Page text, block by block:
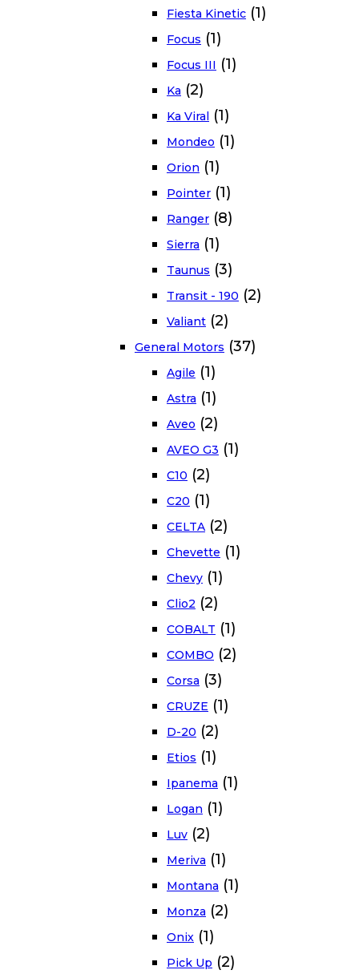
Fiesta Kinetic (1)
Focus (1)
Focus III (1)
Ka (2)
Ka Viral (1)
Mondeo (1)
Orion (1)
Pointer (1)
Ranger (8)
Sierra (1)
Taunus (3)
Transit - 190 (2)
Valiant (2)
General Motors (37)
Agile (1)
Astra (1)
Aveo (2)
AVEO G3 (1)
C10 (2)
C20 (1)
CELTA (2)
Chevette (1)
Chevy (1)
Clio2 (2)
COBALT (1)
COMBO (2)
Corsa (3)
CRUZE (1)
D-20 (2)
Etios (1)
Ipanema (1)
Logan (1)
Luv (2)
Meriva (1)
Montana (1)
Monza (2)
Onix (1)
Pick Up (2)